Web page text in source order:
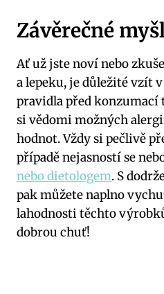
Závěrečné
Ať už jste noví nebo
a lepeku, je důležité vzít
pravidla před konzumací
si vědomi možných
hodnot. Vždy si pečlivě
případě nejasností se
nebo dietologem. S
pak můžete naplno
lahodnosti těchto
dobrou chuť!